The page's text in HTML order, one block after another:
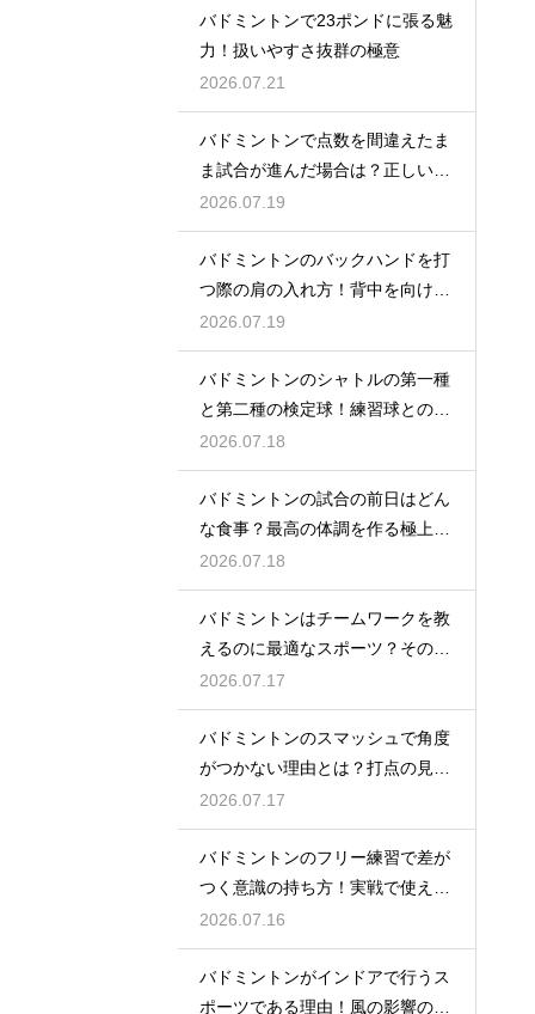
バドミントンで23ポンドに張る魅
力！扱いやすさ抜群の極意
2026.07.21
バドミントンで点数を間違えたま
ま試合が進んだ場合は？正しい修
正方法
2026.07.19
バドミントンのバックハンドを打
つ際の肩の入れ方！背中を向けて
構える
2026.07.19
バドミントンのシャトルの第一種
と第二種の検定球！練習球との違
いとは
2026.07.18
バドミントンの試合の前日はどん
な食事？最高の体調を作る極上メ
ニュー
2026.07.18
バドミントンはチームワークを教
えるのに最適なスポーツ？その理
由
2026.07.17
バドミントンのスマッシュで角度
がつかない理由とは？打点の見直
し方
2026.07.17
バドミントンのフリー練習で差が
つく意識の持ち方！実戦で使える
生きた球を打つ極意
2026.07.16
バドミントンがインドアで行うス
ポーツである理由！風の影響の大